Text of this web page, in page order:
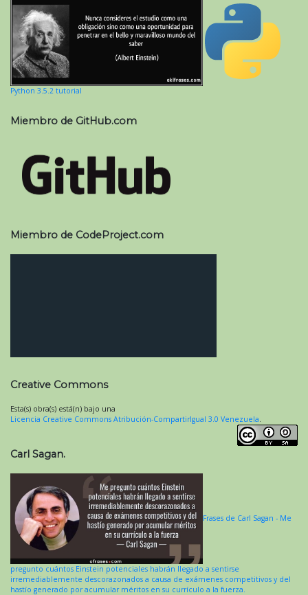
Python 3.5.2 tutorial
Miembro de GitHub.com
Miembro de CodeProject.com
Creative Commons
Esta(s) obra(s) está(n) bajo una
Licencia Creative Commons Atribución-CompartirIgual 3.0 Venezuela.
Carl Sagan.
Frases de Carl Sagan - Me
pregunto cuántos Einstein potenciales habrán llegado a sentirse
irremediablemente descorazonados a causa de exámenes competitivos y del
hastío generado por acumular méritos en su currículo a la fuerza.